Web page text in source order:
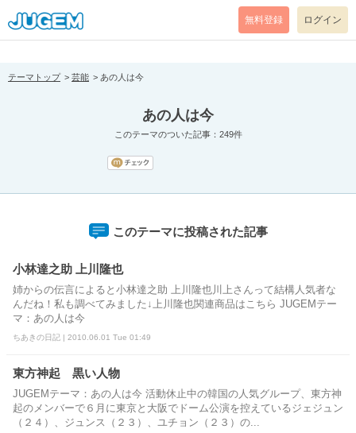
[pear_error: message="Success" code=0 mode=return level=notice
prefix="" info=""]
無料登録 ログイン
テーマトップ 芸能 あの人は今
あの人は今
このテーマのついた記事：249件
このテーマに投稿された記事
小林達之助 上川隆也
姉からの伝言によると小林達之助 上川隆也川上さんって結構人気者な
んだね！私も調べてみました↓上川隆也関連商品はこちら JUGEMテー
マ：あの人は今
ちあきの日記 | 2010.06.01 Tue 01:49
東方神起 黒い人物
JUGEMテーマ：あの人は今 活動休止中の韓国の人気グループ、東方神
起のメンバーで６月に東京と大阪でドーム公演を控えているジェジュン
（２４）、ジュンス（２３）、ユチョン（２３）の...